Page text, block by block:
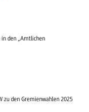
den „Amtlichen
zu den Gremienwahlen 2025